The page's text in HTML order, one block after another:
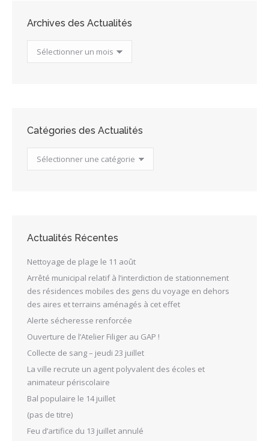
Archives des Actualités
Archives
des
Catégories des Actualités
Catégories
des
Actualités Récentes
Nettoyage de plage le 11 août
Arrêté municipal relatif à l’interdiction de stationnement
des résidences mobiles des gens du voyage en dehors
des aires et terrains aménagés à cet effet
Alerte sécheresse renforcée
Ouverture de l’Atelier Filiger au GAP !
Collecte de sang – jeudi 23 juillet
La ville recrute un agent polyvalent des écoles et
animateur périscolaire
Bal populaire le 14 juillet
(pas de titre)
Feu d’artifice du 13 juillet annulé